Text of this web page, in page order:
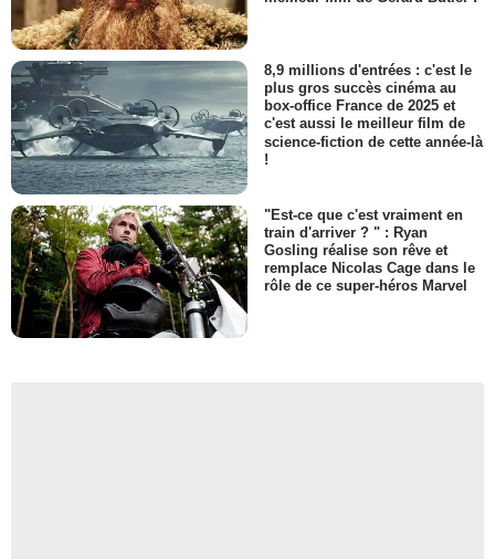
8,9 millions d'entrées : c'est le
plus gros succès cinéma au
box-office France de 2025 et
c'est aussi le meilleur film de
science-fiction de cette année-là
!
"Est-ce que c'est vraiment en
train d'arriver ? " : Ryan
Gosling réalise son rêve et
remplace Nicolas Cage dans le
rôle de ce super-héros Marvel